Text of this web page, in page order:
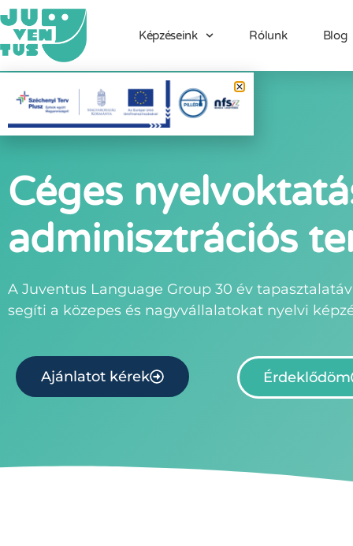
Képzéseink Rólunk Blog
Céges
adminisztrációs
A Juventus Language Group 30 év
segíti a közepes és nagyvállalatokat nyelvi
Ajánlatot kérek Érdeklődöm